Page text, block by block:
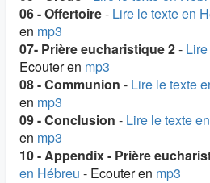
06 - Offertoire- Lire le texte en
en mp3
07- Prière eucharistique 2-
Ecouter en mp3
08 - Communion - Lire le texte
en mp3
09 - Conclusion - Lire le texte
en mp3
10 - Appendix - Prière
en Hébreu - Ecouter en mp3